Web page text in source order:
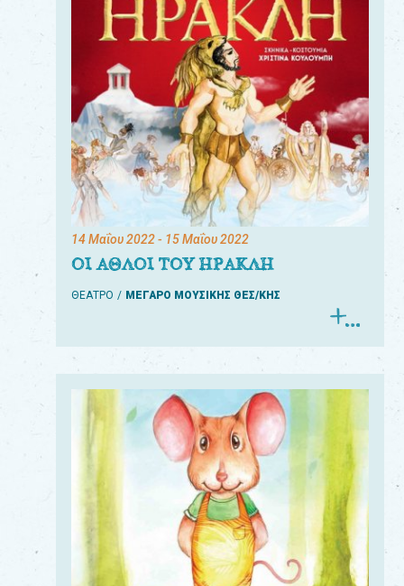
14 Μαΐου 2022- 15 Μαΐου 2022
ΟΙ ΑΘΛΟΙ ΤΟΥ ΗΡΑΚΛΗ
ΘΕΑΤΡΟ ΜΕΓΑΡΟ ΜΟΥΣΙΚΗΣ ΘΕΣ/ΚΗΣ